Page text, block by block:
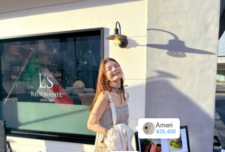
Ameri
¥26,400